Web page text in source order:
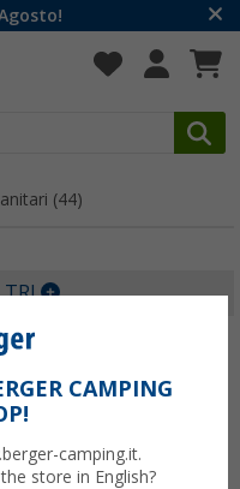
(44)
CARTA IGIENICA
la toilette chimica in
categoria trovi
per il risciacquo e
Per saperne di più su
CAMPING
camping.it.
store in English?